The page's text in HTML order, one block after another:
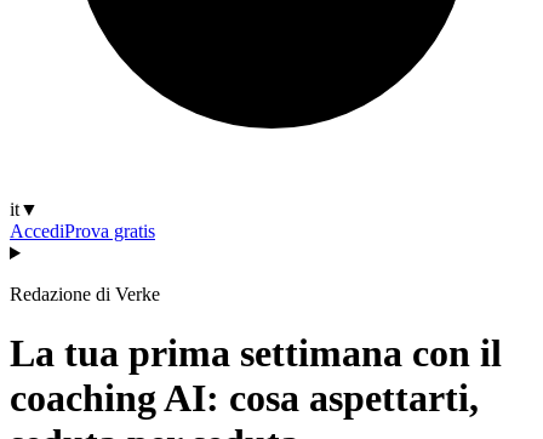
it▼
AccediProva gratis
Redazione di Verke
La tua prima settimana con il
coaching AI: cosa aspettarti,